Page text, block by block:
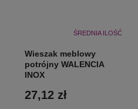
ŚREDNIA ILOŚĆ
Wieszak meblowy
potrójny WALENCIA
INOX
27,12 zł